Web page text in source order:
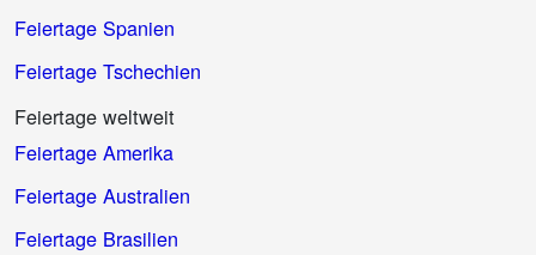
Feiertage Spanien
Feiertage Tschechien
Feiertage weltweit
Feiertage Amerika
Feiertage Australien
Feiertage Brasilien